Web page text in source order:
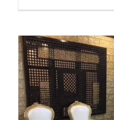
وطاولات
الكويت
|
65080771
|